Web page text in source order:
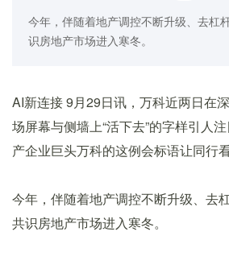
今年，伴随着地产调控不断升级、去杠
识房地产市场进入寒冬。
AI新连接 9月29日讯，万科近两日在
场屏幕与侧墙上“活下去”的字样引人
产企业巨头万科的这例会标语让同行
今年，伴随着地产调控不断升级、去
共识房地产市场进入寒冬。